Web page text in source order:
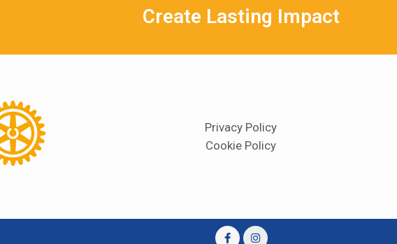
Create Lasting Impact
Privacy Policy
Cookie Policy